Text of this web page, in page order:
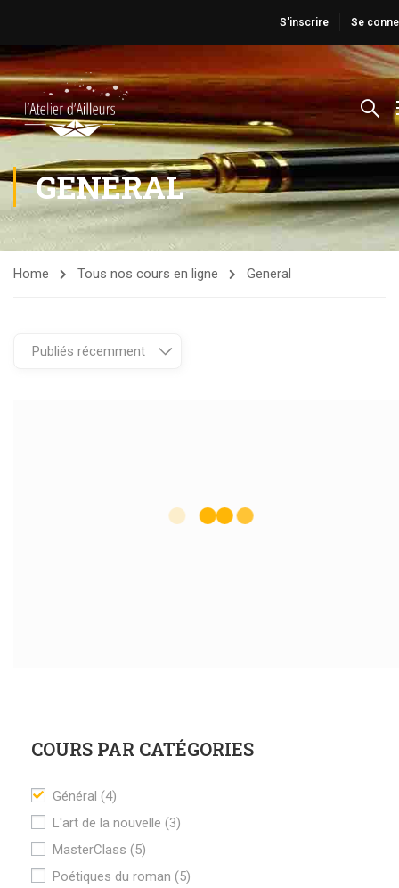
S'inscrire Se
GENERAL
Home Tous nos cours en ligne General
COURS PAR CATÉGORIES
Général (4)
L'art de la nouvelle (3)
MasterClass (5)
Poétiques du roman (5)